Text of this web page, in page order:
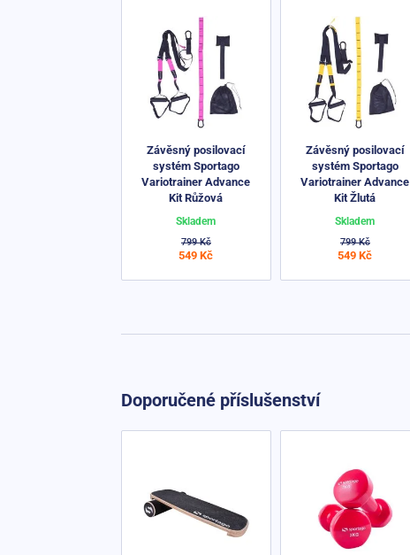
Závěsný posilovací
systém Sportago
Variotrainer Advance
Kit Růžová
799 Kč
549 Kč
Skladem
Závěsný posilovací
systém Sportago
Variotrainer Advance
Kit Žlutá
799 Kč
549 Kč
Skladem
Doporučené příslušenství